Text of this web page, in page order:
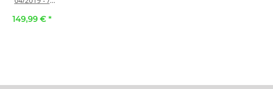
Vordersitzbezüge ::
149,99 € *